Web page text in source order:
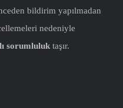
bildirim yapılmadan
nedeniyle
sorumluluk taşır.